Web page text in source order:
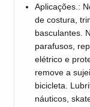
Aplicações.:
de costura,
basculantes.
parafusos,
elétrico e
remove a
bicicleta.
náuticos,